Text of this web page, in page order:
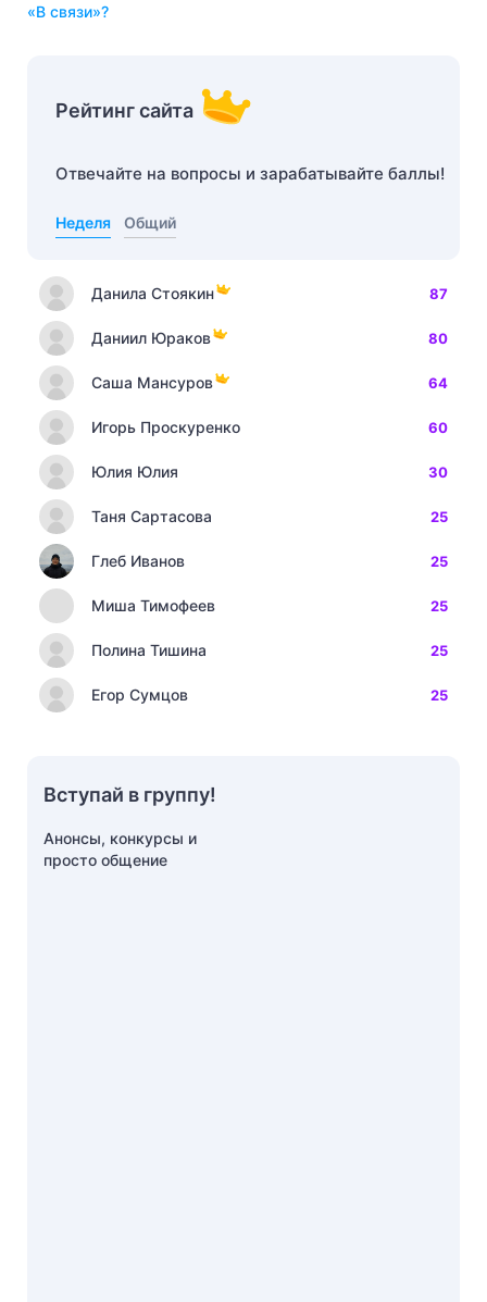
«в связи»?
Рейтинг сайта
Отвечайте на вопросы и зарабатывайте баллы!
Неделя Общий
Данила Стоякин 87
Даниил Юраков 80
Саша Мансуров 64
Игорь Проскуренко 60
Юлия Юлия 30
Таня Сартасова 25
Глеб Иванов 25
Миша Тимофеев 25
Полина Тишина 25
Егор Сумцов 25
Вступай в группу!
Анонсы, конкурсы и
просто общение